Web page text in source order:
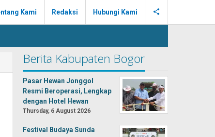
Kami Redaksi Hubungi Kami
Berita Kabupaten Bogor
Pasar Hewan Jonggol
Resmi Beroperasi, Lengkap
dengan Hotel Hewan
Thursday, 6 August 2026
Festival Budaya Sunda